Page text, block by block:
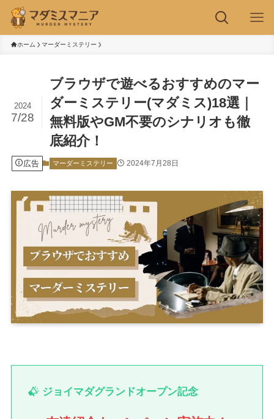
ホーム マーダーミステリー
ブラウザで遊べるおすすめのマー
ダーミステリー(マダミス)18選｜
無料版やGM不要のシナリオも徹
底紹介！
2024
7/28
広告 マーダーミステリー 2024年7月28日
ジョイマダグランドオープン記念